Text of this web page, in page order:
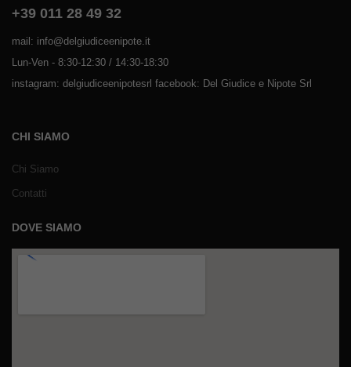
+39 011 28 49 32
mail: info@delgiudiceenipote.it
Lun-Ven - 8:30-12:30 / 14:30-18:30
instagram: delgiudiceenipotesrl facebook: Del Giudice e Nipote Srl
CHI SIAMO
Chi Siamo
Contatti
DOVE SIAMO